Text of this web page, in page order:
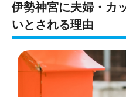
伊勢神宮に夫婦・カ
いとされる理由